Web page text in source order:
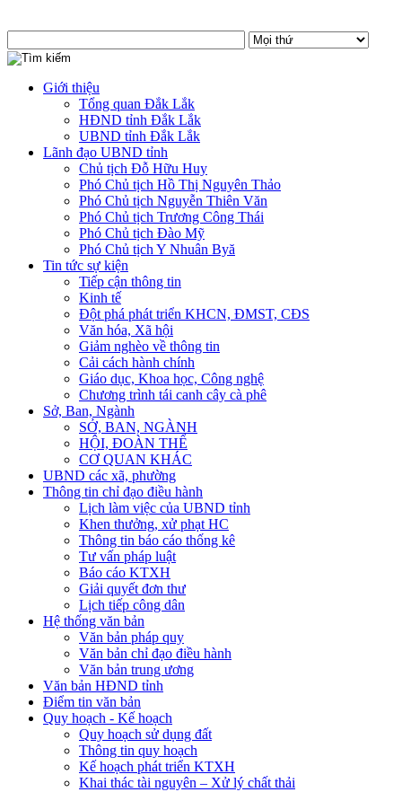
Giới thiệu
Tổng quan Đắk Lắk
HĐND tỉnh Đắk Lắk
UBND tỉnh Đắk Lắk
Lãnh đạo UBND tỉnh
Chủ tịch Đỗ Hữu Huy
Phó Chủ tịch Hồ Thị Nguyên Thảo
Phó Chủ tịch Nguyễn Thiên Văn
Phó Chủ tịch Trương Công Thái
Phó Chủ tịch Đào Mỹ
Phó Chủ tịch Y Nhuân Byă
Tin tức sự kiện
Tiếp cận thông tin
Kinh tế
Đột phá phát triển KHCN, ĐMST, CĐS
Văn hóa, Xã hội
Giảm nghèo về thông tin
Cải cách hành chính
Giáo dục, Khoa học, Công nghệ
Chương trình tái canh cây cà phê
Sở, Ban, Ngành
SỞ, BAN, NGÀNH
HỘI, ĐOÀN THỂ
CƠ QUAN KHÁC
UBND các xã, phường
Thông tin chỉ đạo điều hành
Lịch làm việc của UBND tỉnh
Khen thưởng, xử phạt HC
Thông tin báo cáo thống kê
Tư vấn pháp luật
Báo cáo KTXH
Giải quyết đơn thư
Lịch tiếp công dân
Hệ thống văn bản
Văn bản pháp quy
Văn bản chỉ đạo điều hành
Văn bản trung ương
Văn bản HĐND tỉnh
Điểm tin văn bản
Quy hoạch - Kế hoạch
Quy hoạch sử dụng đất
Thông tin quy hoạch
Kế hoạch phát triển KTXH
Khai thác tài nguyên – Xử lý chất thải